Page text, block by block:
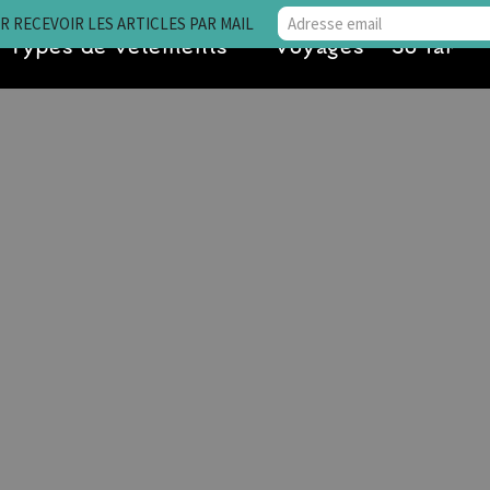
Types de vêtements Voyages • So far
RECEVOIR LES ARTICLES PAR MAIL